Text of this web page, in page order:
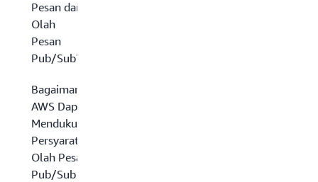
Pesan dan
Olah
Pesan
Pub/Sub?
Bagaimana
AWS Dapat
Mendukung
Persyaratan
Olah Pesan
Pub/Sub